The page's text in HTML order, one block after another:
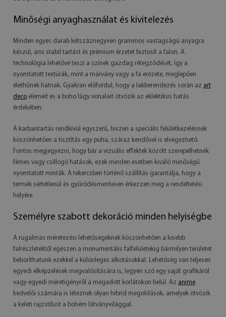
Minőségi anyaghasználat és kivitelezés
Minden egyes darab kétszáznegyven grammos vastagságú anyagra
készül, ami stabil tartást és prémium érzetet biztosít a falon. A
technológia lehetővé teszi a színek gazdag rétegződését, így a
nyomtatott textúrák, mint a márvány vagy a fa erezete, meglepően
élethűnek hatnak. Gyakran előfordul, hogy a lakberendezés során az art
deco elemeit és a boho lágy vonalait ötvözik az eklektikus hatás
érdekében.
A karbantartás rendkívül egyszerű, hiszen a speciális felületkezelésnek
köszönhetően a tisztítás egy puha, száraz kendővel is elvégezhető.
Fontos megjegyezni, hogy bár a vizuális effektek között szerepelhetnek
fémes vagy csillogó hatások, ezek minden esetben kiváló minőségű
nyomtatott minták. A tekercsben történő szállítás garantálja, hogy a
termék sértetlenül és gyűrődésmentesen érkezzen meg a rendeltetési
helyére.
Személyre szabott dekoráció minden helyiségbe
A rugalmas méretezési lehetőségeknek köszönhetően a kisebb
falrészletektől egészen a monumentális falfelületekig bármilyen területet
beboríthatunk ezekkel a különleges alkotásokkal. Lehetőség van teljesen
egyedi elképzelések megvalósítására is, legyen szó egy saját grafikáról
vagy egyedi méretigényről a megadott korlátokon belül. Az anime
kedvelői számára is léteznek olyan hibrid megoldások, amelyek ötvözik
a keleti rajzstílust a bohém látványvilággal.